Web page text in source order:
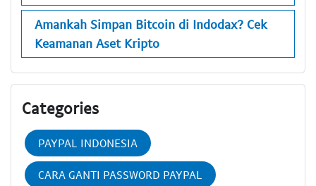
Amankah Simpan Bitcoin di Indodax? Cek
Keamanan Aset Kripto
Categories
PAYPAL INDONESIA
CARA GANTI PASSWORD PAYPAL